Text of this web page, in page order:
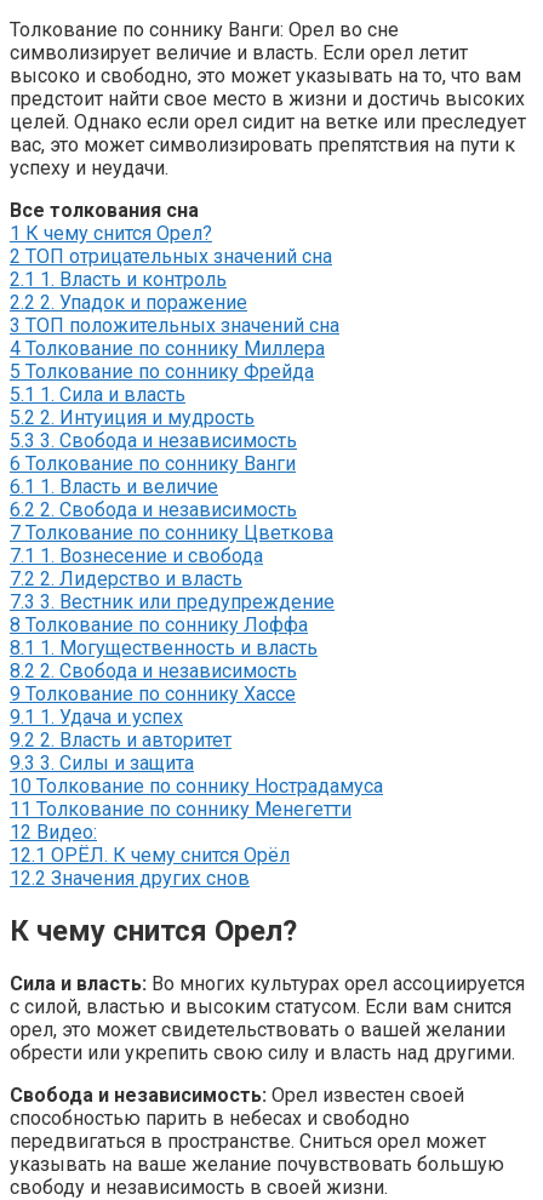
Толкование по соннику Ванги: Орел во сне
символизирует величие и власть. Если орел летит
высоко и свободно, это может указывать на то, что вам
предстоит найти свое место в жизни и достичь высоких
целей. Однако если орел сидит на ветке или преследует
вас, это может символизировать препятствия на пути к
успеху и неудачи.
Все толкования сна
1 К чему снится Орел?
2 ТОП отрицательных значений сна
2.1 1. Власть и контроль
2.2 2. Упадок и поражение
3 ТОП положительных значений сна
4 Толкование по соннику Миллера
5 Толкование по соннику Фрейда
5.1 1. Сила и власть
5.2 2. Интуиция и мудрость
5.3 3. Свобода и независимость
6 Толкование по соннику Ванги
6.1 1. Власть и величие
6.2 2. Свобода и независимость
7 Толкование по соннику Цветкова
7.1 1. Вознесение и свобода
7.2 2. Лидерство и власть
7.3 3. Вестник или предупреждение
8 Толкование по соннику Лоффа
8.1 1. Могущественность и власть
8.2 2. Свобода и независимость
9 Толкование по соннику Хассе
9.1 1. Удача и успех
9.2 2. Власть и авторитет
9.3 3. Силы и защита
10 Толкование по соннику Нострадамуса
11 Толкование по соннику Менегетти
12 Видео:
12.1 ОРЁЛ. К чему снится Орёл
12.2 Значения других снов
К чему снится Орел?
Сила и власть: Во многих культурах орел ассоциируется
с силой, властью и высоким статусом. Если вам снится
орел, это может свидетельствовать о вашей желании
обрести или укрепить свою силу и власть над другими.
Свобода и независимость: Орел известен своей
способностью парить в небесах и свободно
передвигаться в пространстве. Сниться орел может
указывать на ваше желание почувствовать большую
свободу и независимость в своей жизни.